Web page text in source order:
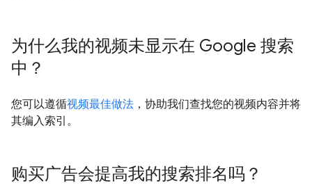
为什么我的视频未显示在 Google 搜索
中？
您可以遵循视频最佳做法 ，协助我们查找您的视频内容并将
其编入索引。
购买广告会提高我的搜索排名吗？